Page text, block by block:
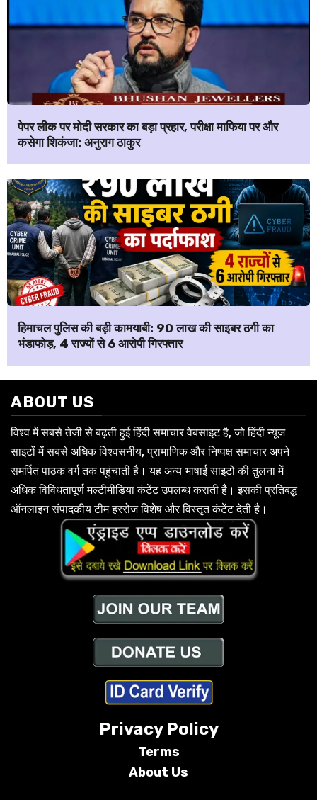
पेपर लीक पर मोदी सरकार का बड़ा प्रहार, परीक्षा माफिया पर और
कसेगा शिकंजा: अनुराग ठाकुर
हिमाचल पुलिस की बड़ी कामयाबी: ₹90 लाख की साइबर ठगी का
भंडाफोड़, 4 राज्यों से 6 आरोपी गिरफ्तार
ABOUT US
विश्व में सबसे तेजी से बढ़ती हुई हिंदी समाचार वेबसाइट है, जो हिंदी न्यूज
साइटों में सबसे अधिक विश्वसनीय, प्रामाणिक और निष्पक्ष समाचार अपने
समर्पित पाठक वर्ग तक पहुंचाती है। यह अन्य भाषाई साइटों की तुलना में
अधिक विविधतापूर्ण मल्टीमीडिया कंटेंट उपलब्ध कराती है। इसकी प्रतिबद्ध
ऑनलाइन संपादकीय टीम हररोज विशेष और विस्तृत कंटेंट देती है।
Privacy Policy
Terms
About Us